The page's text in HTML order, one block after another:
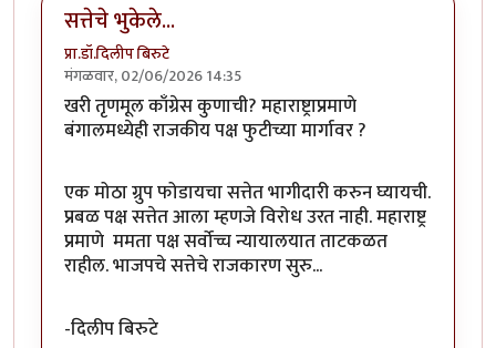
सत्तेचे भुकेले...
प्रा.डॉ.दिलीप बिरुटे
मंगळवार, 02/06/2026 14:35
खरी तृणमूल काँग्रेस कुणाची? महाराष्ट्राप्रमाणे
बंगालमध्येही राजकीय पक्ष फुटीच्या मार्गावर ?
एक मोठा ग्रुप फोडायचा सत्तेत भागीदारी करुन घ्यायची.
प्रबळ पक्ष सत्तेत आला म्हणजे विरोध उरत नाही. महाराष्ट्र
प्रमाणे ममता पक्ष सर्वोच्च न्यायालयात ताटकळत
राहील. भाजपचे सत्तेचे राजकारण सुरु...
-दिलीप बिरुटे